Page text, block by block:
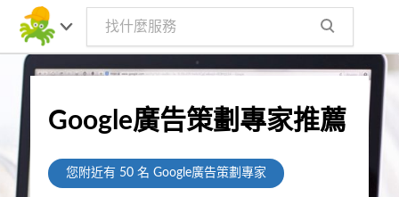
Google廣告策劃專家推薦
您附近有 50名 Google廣告策劃專家